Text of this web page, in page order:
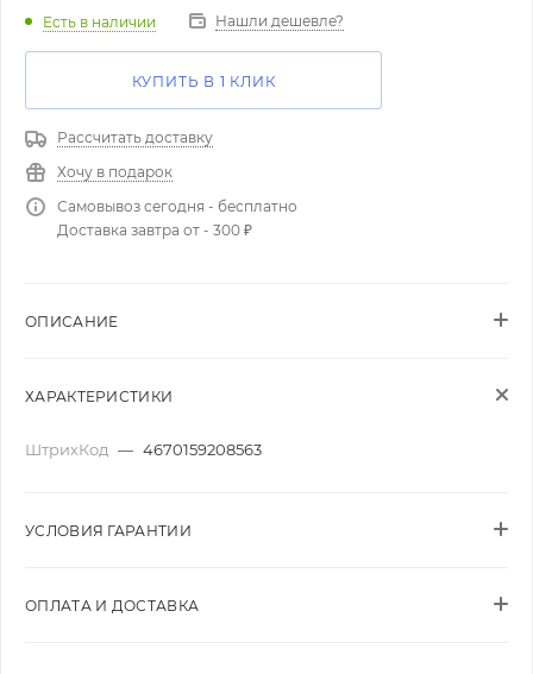
Есть в наличии Нашли дешевле?
КУПИТЬ В 1 КЛИК
Рассчитать доставку
Хочу в подарок
Самовывоз сегодня - бесплатно
Доставка завтра от - 300 ₽
ОПИСАНИЕ
ХАРАКТЕРИСТИКИ
ШтрихКод — 4670159208563
УСЛОВИЯ ГАРАНТИИ
ОПЛАТА И ДОСТАВКА